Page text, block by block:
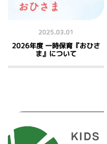
2025.03.01
2026年度 一時保育『おひさ
ま』について